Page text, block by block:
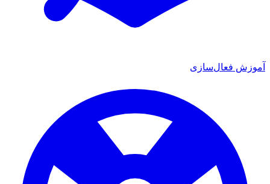
آموزش فعال‌سازی